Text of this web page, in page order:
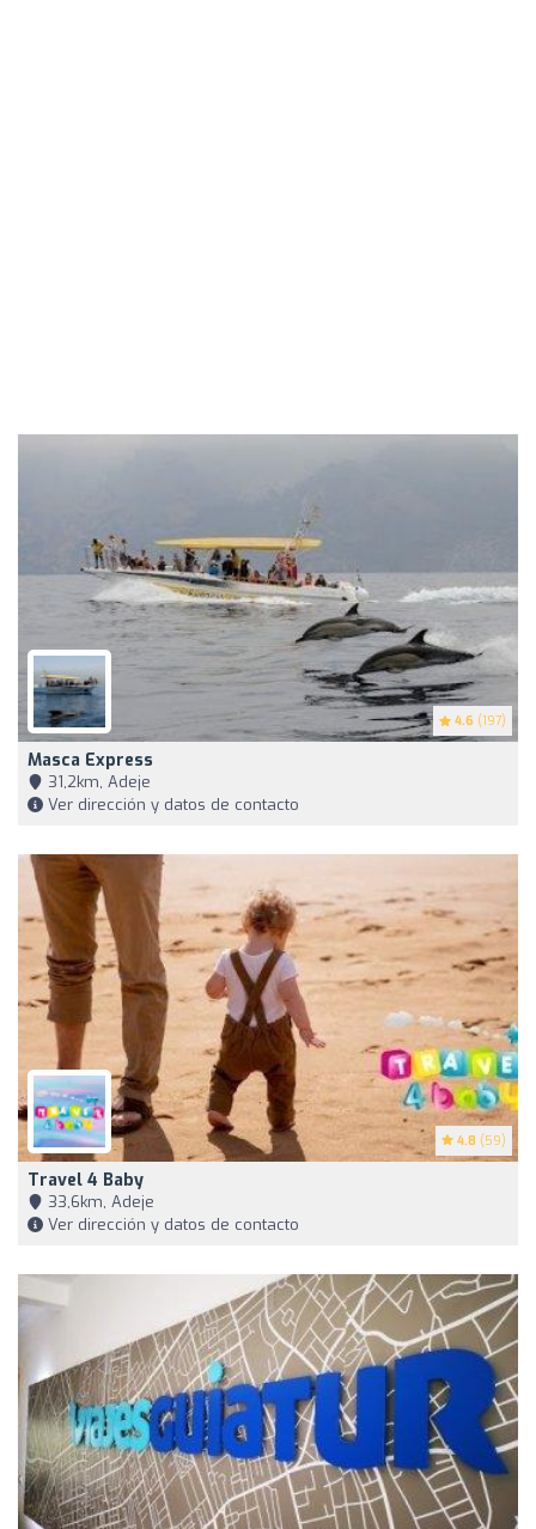
4.6 (197)
Masca Express
31,2km, Adeje
Ver dirección y datos de contacto
4.8 (59)
Travel 4 Baby
33,6km, Adeje
Ver dirección y datos de contacto